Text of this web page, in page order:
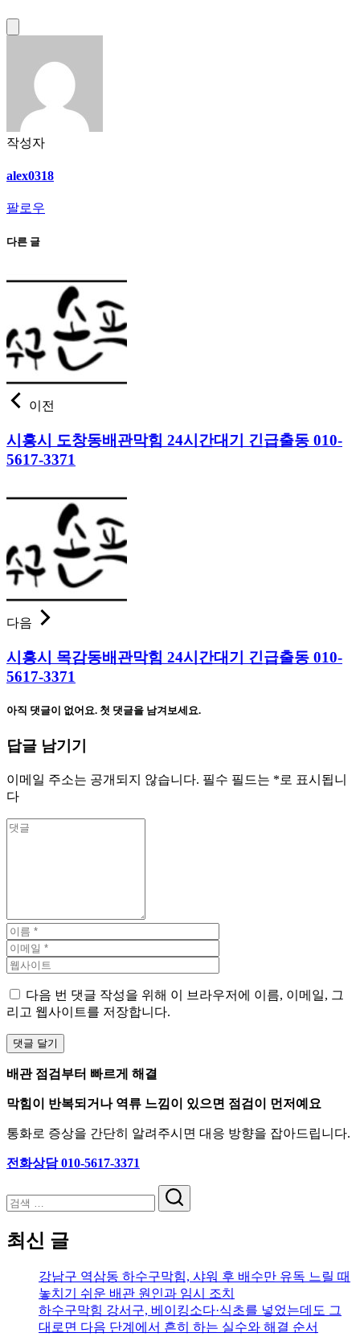
작성자
alex0318
팔로우
다른 글
이전
시흥시 도창동배관막힘 24시간대기 긴급출동 010-
5617-3371
다음
시흥시 목감동배관막힘 24시간대기 긴급출동 010-
5617-3371
아직 댓글이 없어요. 첫 댓글을 남겨보세요.
답글 남기기
이메일 주소는 공개되지 않습니다. 필수 필드는 *로 표시됩니
다
다음 번 댓글 작성을 위해 이 브라우저에 이름, 이메일, 그
리고 웹사이트를 저장합니다.
배관 점검부터 빠르게 해결
막힘이 반복되거나 역류 느낌이 있으면 점검이 먼저예요
통화로 증상을 간단히 알려주시면 대응 방향을 잡아드립니다.
전화상담 010-5617-3371
검
최신 글
강남구 역삼동 하수구막힘, 샤워 후 배수만 유독 느릴 때
놓치기 쉬운 배관 원인과 임시 조치
하수구막힘 강서구, 베이킹소다·식초를 넣었는데도 그
대로면 다음 단계에서 흔히 하는 실수와 해결 순서